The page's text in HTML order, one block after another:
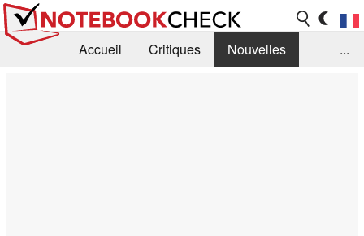
Accueil Critiques
Nouvelles
...